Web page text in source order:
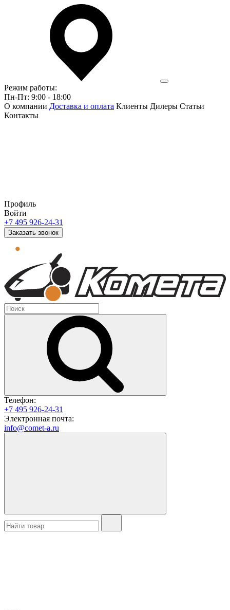
Режим работы:
Пн-Пт: 9:00 - 18:00
О компании Доставка и оплата Клиенты Дилеры Статьи
Контакты
Профиль
Войти
+7 495 926-24-31
Заказать звонок
Телефон:
+7 495 926-24-31
Электронная почта:
info@comet-a.ru